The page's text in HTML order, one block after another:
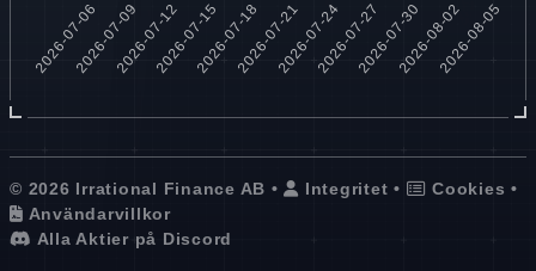
© 2026 Irrational Finance AB • Integritet • Cookies •
Användarvillkor
Alla Aktier på Discord